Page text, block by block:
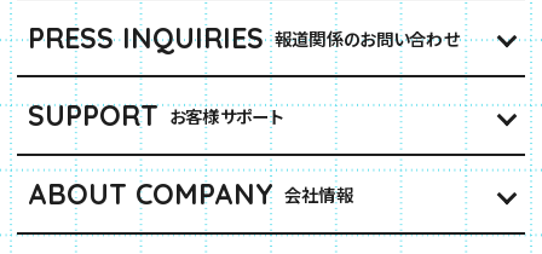
PRESS INQUIRIES 報道関係のお問い合わせ
SUPPORT お客様サポート
ABOUT COMPANY 会社情報